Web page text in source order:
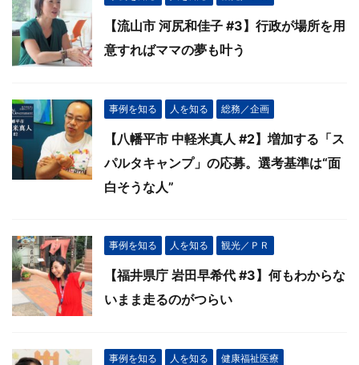
【流山市 河尻和佳子 #3】行政が場所を用
意すればママの夢も叶う
事例を知る 人を知る 総務／企画
【八幡平市 中軽米真人 #2】増加する「ス
パルタキャンプ」の応募。選考基準は“面
白そうな人”
事例を知る 人を知る 観光／ＰＲ
【福井県庁 岩田早希代 #3】何もわからな
いまま走るのがつらい
事例を知る 人を知る 健康福祉医療